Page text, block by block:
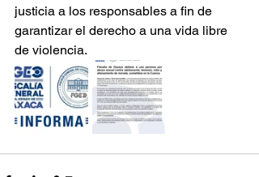
justicia a los responsables a fin de
garantizar el derecho a una vida libre
de violencia.